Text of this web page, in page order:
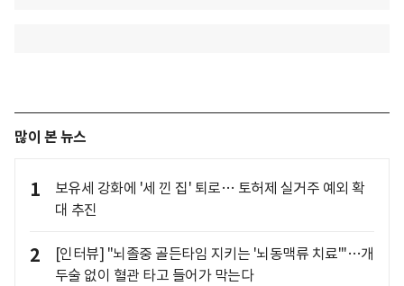
많이 본 뉴스
1
보유세 강화에 '세 낀 집' 퇴로… 토허제 실거주 예외 확
대 추진
2
[인터뷰] "뇌졸중 골든타임 지키는 '뇌동맥류 치료'"…개
두술 없이 혈관 타고 들어가 막는다